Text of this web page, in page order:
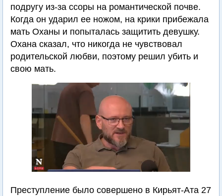
подругу из-за ссоры на романтической почве.
Когда он ударил ее ножом, на крики прибежала
мать Оханы и попыталась защитить девушку.
Охана сказал, что никогда не чувствовал
родительской любви, поэтому решил убить и
свою мать.
Преступление было совершено в Кирьят-Ата 27